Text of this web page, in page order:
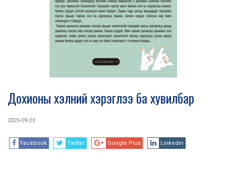
Дохионы хэлний хэрэглээ ба хувилбар
2025-09-23
Facebook Twitter Google Plus Linkedin